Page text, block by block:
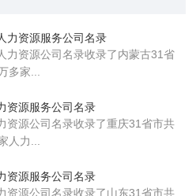
力资源服务公司名录
力资源公司名录收录了内蒙古31省
多家...
资源服务公司名录
资源公司名录收录了重庆31省市共
人力...
资源服务公司名录
资源公司名录收录了山东31省市共